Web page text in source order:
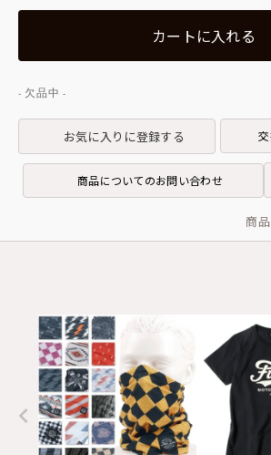
カートに入れる
お気に入りに登録する
商品についてのお問い合わせ
商